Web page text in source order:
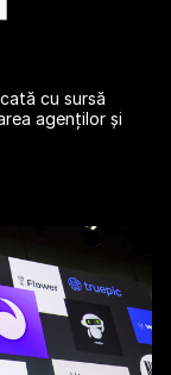
cu sursă
agenților și